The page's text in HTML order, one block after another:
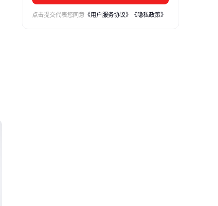
点击提交代表您同意 《用户服务协议》 《隐私政策》